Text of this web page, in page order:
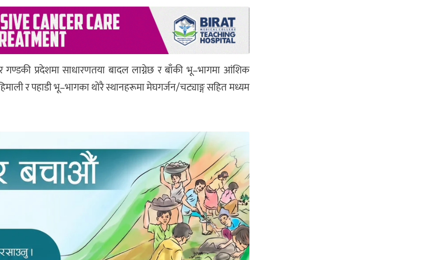
प्रदेशमा साधारणतया बादल लाग्नेछ र बाँकी भू–भागमा आंशिक
र पहाडी भू–भागका थोरै स्थानहरूमा मेघगर्जन/चट्याङ्ग सहित मध्यम